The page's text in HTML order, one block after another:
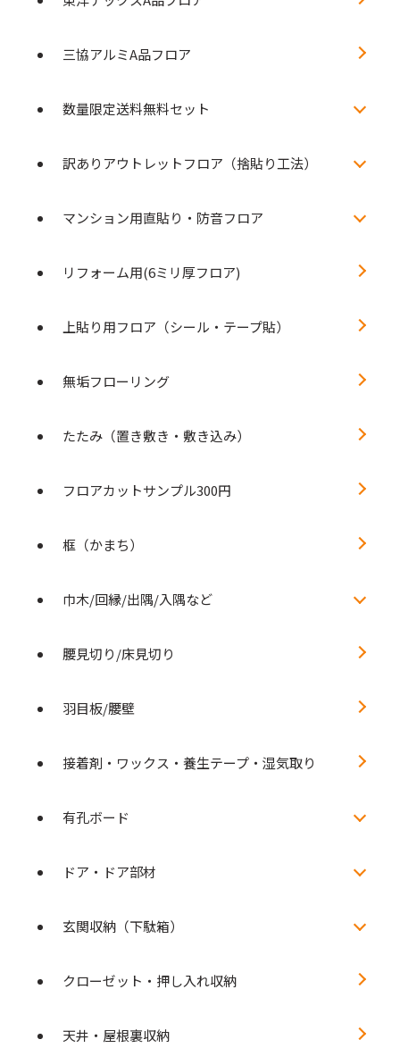
三協アルミA品フロア
数量限定送料無料セット
訳ありアウトレットフロア（捨貼り工法）
マンション用直貼り・防音フロア
リフォーム用(6ミリ厚フロア)
上貼り用フロア（シール・テープ貼）
無垢フローリング
たたみ（置き敷き・敷き込み）
フロアカットサンプル300円
框（かまち）
巾木/回縁/出隅/入隅など
腰見切り/床見切り
羽目板/腰壁
接着剤・ワックス・養生テープ・湿気取り
有孔ボード
ドア・ドア部材
玄関収納（下駄箱）
クローゼット・押し入れ収納
天井・屋根裏収納